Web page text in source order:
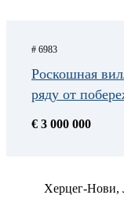
# 6983
Роскошная
ряду от
€ 3 000 000
Херцег-Нови,